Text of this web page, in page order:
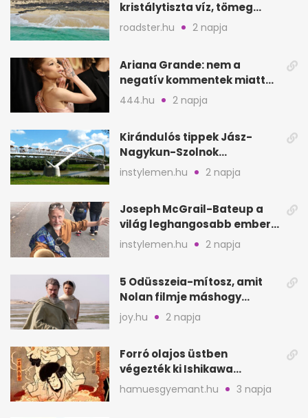
kristálytiszta víz, tömeg
nélkül
roadster.hu 2 napja
Ariana Grande: nem a
negatív kommentek miatt
vonul vissza
444.hu 2 napja
Kirándulós tippek Jász-
Nagykun-Szolnok
megyében: 6 kihagyhatatlan
hely
instylemen.hu 2 napja
Joseph McGrail-Bateup a
világ leghangosabb embere
lett Ausztráliából
instylemen.hu 2 napja
5 Odüsszeia-mítosz, amit
Nolan filmje máshogy
mutat, mint Homérosz
joy.hu 2 napja
Forró olajos üstben
végezték ki Ishikawa
Goemont, Japán Robin
Hoodját
hamuesgyemant.hu 3 napja